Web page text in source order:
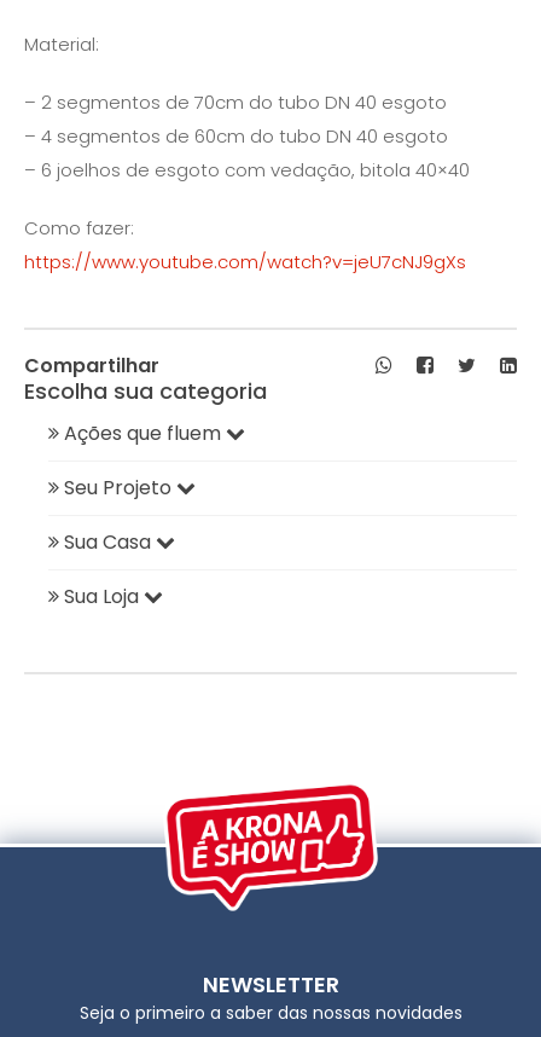
Material:
– 2 segmentos de 70cm do tubo DN 40 esgoto
– 4 segmentos de 60cm do tubo DN 40 esgoto
– 6 joelhos de esgoto com vedação, bitola 40×40
Como fazer:
https://www.youtube.com/watch?v=jeU7cNJ9gXs
Compartilhar
Escolha sua categoria
Ações que fluem
Seu Projeto
Sua Casa
Sua Loja
NEWSLETTER
Seja o primeiro a saber das nossas novidades